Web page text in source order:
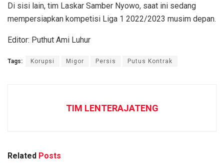
Di sisi lain, tim Laskar Samber Nyowo, saat ini sedang
mempersiapkan kompetisi Liga 1 2022/2023 musim depan.
Editor: Puthut Ami Luhur
Tags: Korupsi Migor Persis Putus Kontrak
TIM LENTERAJATENG
Related Posts